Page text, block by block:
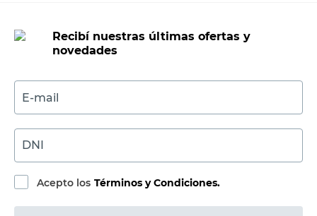
Recibí nuestras últimas ofertas y
novedades
E-mail
DNI
Acepto los Términos y Condiciones.